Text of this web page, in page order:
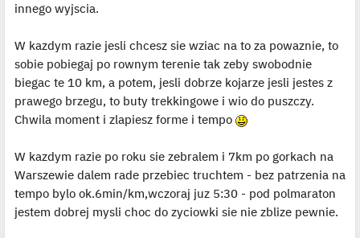
innego wyjscia.
W kazdym razie jesli chcesz sie wziac na to za powaznie, to
sobie pobiegaj po rownym terenie tak zeby swobodnie
biegac te 10 km, a potem, jesli dobrze kojarze jesli jestes z
prawego brzegu, to buty trekkingowe i wio do puszczy.
Chwila moment i zlapiesz forme i tempo
W kazdym razie po roku sie zebralem i 7km po gorkach na
Warszewie dalem rade przebiec truchtem - bez patrzenia na
tempo bylo ok.6min/km,wczoraj juz 5:30 - pod polmaraton
jestem dobrej mysli choc do zyciowki sie nie zblize pewnie.